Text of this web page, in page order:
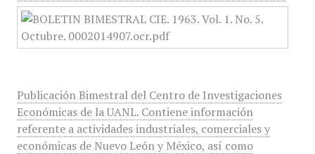
Publicación Bimestral del Centro de Investigaciones
Económicas de la UANL. Contiene información
referente a actividades industriales, comerciales y
económicas de Nuevo León y México, así como